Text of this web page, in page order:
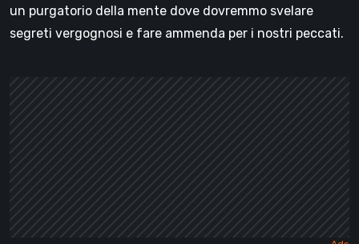
un purgatorio della mente dove dovremmo svelare
segreti vergognosi e fare ammenda per i nostri peccati.